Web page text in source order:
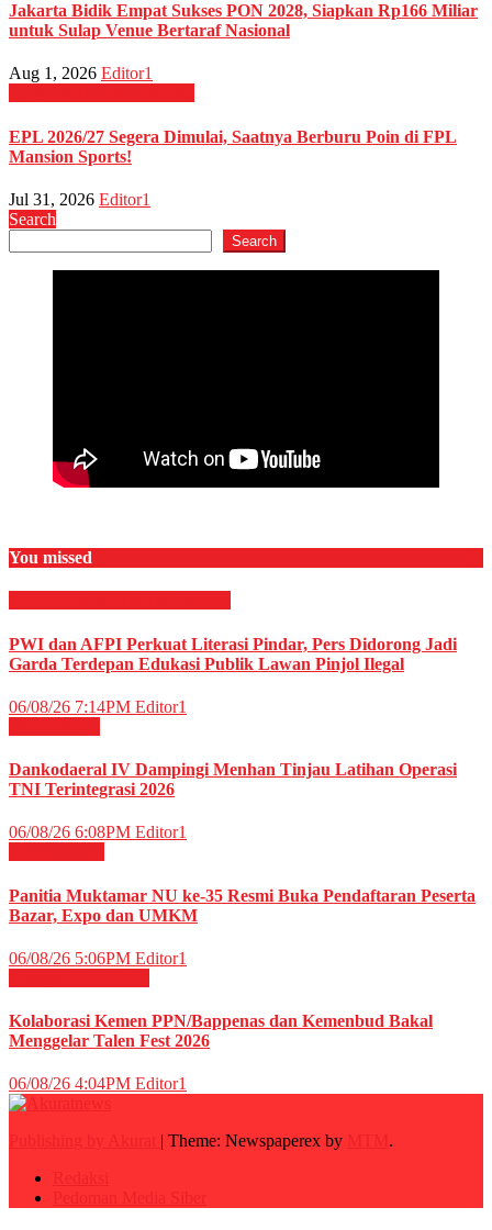
Jakarta Bidik Empat Sukses PON 2028, Siapkan Rp166 Miliar
untuk Sulap Venue Bertaraf Nasional
Aug 1, 2026 Editor1
EPL 2026/27 Segera Dimulai, Saatnya Berburu Poin di FPL
Mansion Sports!
Jul 31, 2026 Editor1
Search
Search
You missed
PWI dan AFPI Perkuat Literasi Pindar, Pers Didorong Jadi
Garda Terdepan Edukasi Publik Lawan Pinjol Ilegal
06/08/26 7:14PM Editor1
Dankodaeral IV Dampingi Menhan Tinjau Latihan Operasi
TNI Terintegrasi 2026
06/08/26 6:08PM Editor1
Panitia Muktamar NU ke-35 Resmi Buka Pendaftaran Peserta
Bazar, Expo dan UMKM
06/08/26 5:06PM Editor1
Kolaborasi Kemen PPN/Bappenas dan Kemenbud Bakal
Menggelar Talen Fest 2026
06/08/26 4:04PM Editor1
Theme: Newspaperex by
.